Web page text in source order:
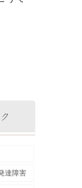
達障害